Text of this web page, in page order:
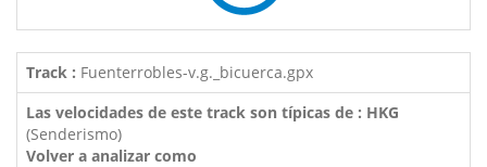
Track : Fuenterrobles-v.g._bicuerca.gpx
Las velocidades de este track son típicas de : HKG
(Senderismo)
Volver a analizar como